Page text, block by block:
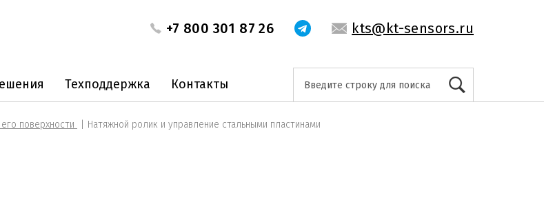
+7 800 301 87 26 kts@kt-sensors.ru
Техподдержка Контакты
поверхности Натяжной ролик и управление стальными пластинами